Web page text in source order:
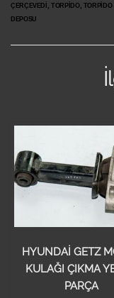
ÇERÇEVEDİ, TORPİDO,
DEPOSU
HYUNDAİ GETZ
KULAĞI ÇIKMA
PARÇA